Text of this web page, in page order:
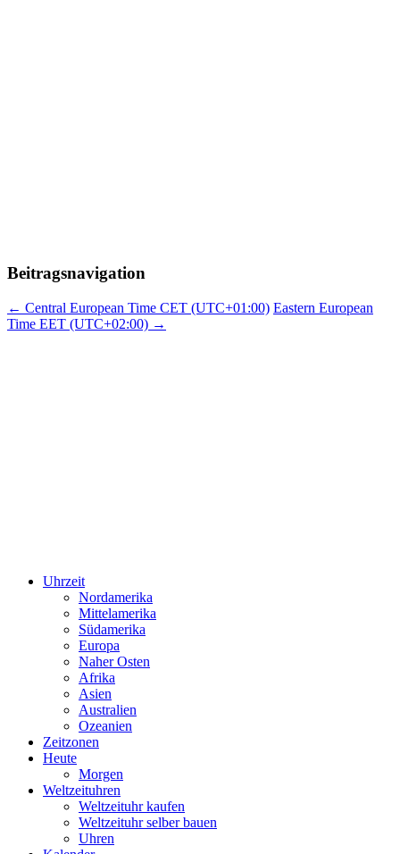
Beitragsnavigation
← Central European Time CET (UTC+01:00) Eastern European
Time EET (UTC+02:00) →
Uhrzeit
Nordamerika
Mittelamerika
Südamerika
Europa
Naher Osten
Afrika
Asien
Australien
Ozeanien
Zeitzonen
Heute
Morgen
Weltzeituhren
Weltzeituhr kaufen
Weltzeituhr selber bauen
Uhren